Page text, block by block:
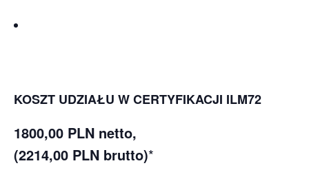
KOSZT UDZIAŁU W CERTYFIKACJI ILM72
1800,00 PLN netto,
(2214,00 PLN brutto)*